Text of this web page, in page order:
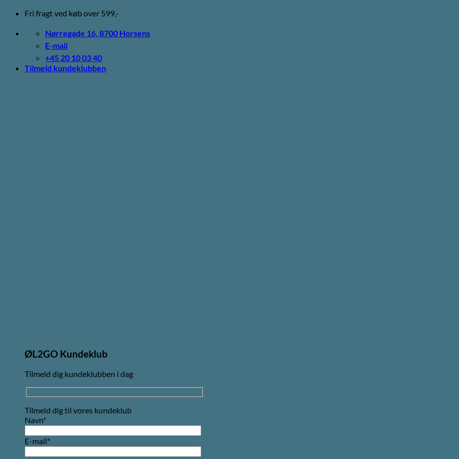
Fortsæt
indhold
Fri fragt ved køb over 599,-
Nørregade 16, 8700 Horsens
E-mail
+45 20 10 03 40
Tilmeld kundeklubben
ØL2GO Kundeklub
Tilmeld dig kundeklubben i dag
Tilmeld dig til vores kundeklub
Navn*
E-mail*